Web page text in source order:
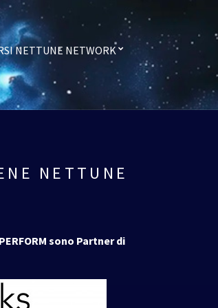
NETTUNE NETWORK
NETTUNE
sono Partner di